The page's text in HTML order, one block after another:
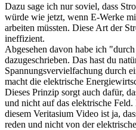
Dazu sage ich nur soviel, dass
würde wie jetzt, wenn E-Werke
arbeiten müssten. Diese Art der
ineffizient.
Abgesehen davon habe ich
dazugeschrieben. Das hast du
Spannungsvervielfachung durch
macht die elektrische
Dieses Prinzip sorgt auch dafür,
und nicht auf das elektrische
diesem Veritasium Video ist ja,
reden und nicht von der